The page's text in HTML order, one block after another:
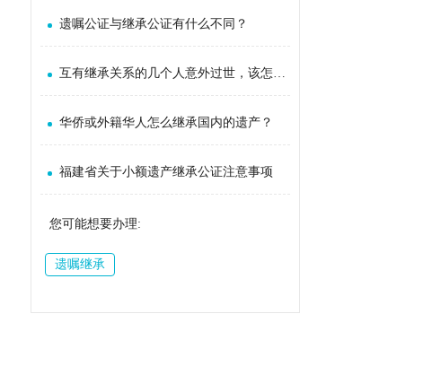
遗嘱公证与继承公证有什么不同？
互有继承关系的几个人意外过世，该怎么继承？
华侨或外籍华人怎么继承国内的遗产？
福建省关于小额遗产继承公证注意事项
您可能想要办理:
遗嘱继承